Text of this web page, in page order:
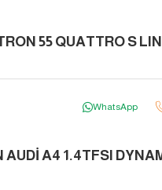
WhatsApp